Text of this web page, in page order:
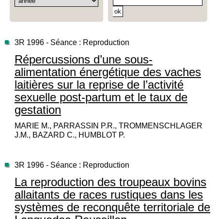
3R 1996 - Séance : Reproduction
Répercussions d’une sous-
alimentation énergétique des vaches
laitières sur la reprise de l’activité
sexuelle post-partum et le taux de
gestation
MARIE M., PARRASSIN P.R., TROMMENSCHLAGER
J.M., BAZARD C., HUMBLOT P.
3R 1996 - Séance : Reproduction
La reproduction des troupeaux bovins
allaitants de races rustiques dans les
systèmes de reconquête territoriale de